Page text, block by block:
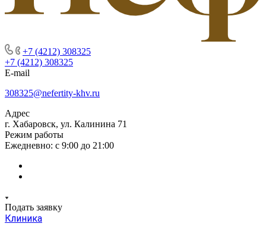
+7 (4212) 308325
+7 (4212) 308325
E-mail
308325@nefertity-khv.ru
Адрес
г. Хабаровск, ул. Калинина 71
Режим работы
Ежедневно: с 9:00 до 21:00
Подать заявку
Клиника